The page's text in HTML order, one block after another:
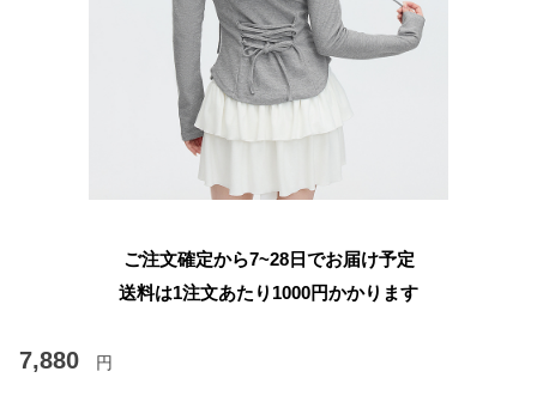
ご注文確定から7~28日でお届け予定
送料は1注文あたり 1000円かかります
7,880 円